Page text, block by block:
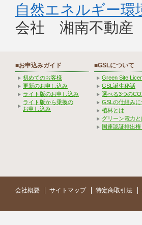
自然エネルギー環
会社 湘南不動産
■お申込みガイド
初めてのお客様
更新のお申し込み
ライト版のお申し込み
ライト版から乗換の
お申し込み
■GSLについて
Green Site
GSL誕生秘話
選べる3つの
GSLの仕組みに
植林とは
グリーン電力と
国連認証排出権
会社概要 サイトマップ 特定商取引法